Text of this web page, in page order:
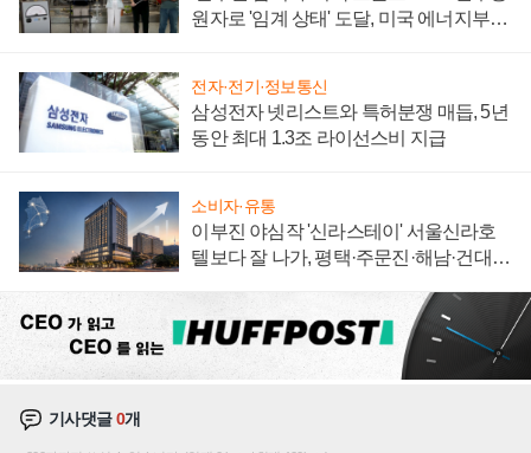
원자로 '임계 상태' 도달, 미국 에너지부
전자·전기·정보통신
삼성전자 넷리스트와 특허분쟁 매듭, 5년
동안 최대 1.3조 라이선스비 지급
소비자·유통
이부진 야심작 '신라스테이' 서울신라호
텔보다 잘 나가, 평택·주문진·해남·건대로
기사댓글0개